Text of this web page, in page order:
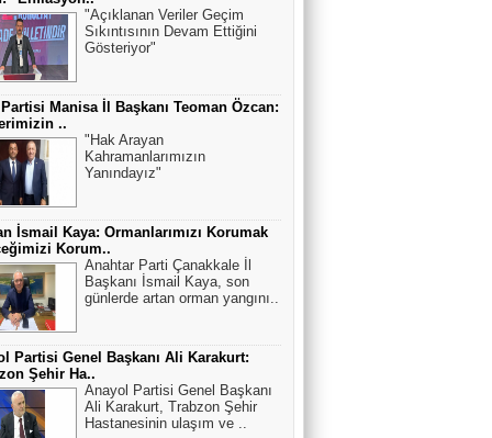
"Açıklanan Veriler Geçim
Sıkıntısının Devam Ettiğini
Gösteriyor"
Manisa İl Başkanı Teoman Özcan:
..
"Hak Arayan
Kahramanlarımızın
Yanındayız"
İsmail Kaya: Ormanlarımızı Korumak
Korum..
Anahtar Parti Çanakkale İl
Başkanı İsmail Kaya, son
günlerde artan orman yangını..
Partisi Genel Başkanı Ali Karakurt:
Şehir Ha..
Anayol Partisi Genel Başkanı
Ali Karakurt, Trabzon Şehir
Hastanesinin ulaşım ve ..